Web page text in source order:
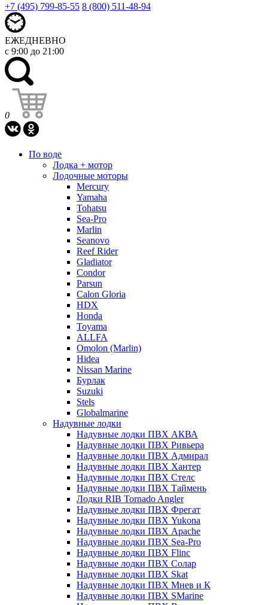
+7 (495) 799-85-55 8 (800) 511-48-94
ЕЖЕДНЕВНО
с 9:00 до 21:00
0
По воде
Лодка + мотор
Лодочные моторы
Mercury
Yamaha
Tohatsu
Sea-Pro
Marlin
Seanovo
Reef Rider
Gladiator
Condor
Parsun
Calon Gloria
HDX
Honda
Toyama
ALLFA
Omolon (Marlin)
Hidea
Nissan Marine
Бурлак
Suzuki
Stels
Globalmarine
Надувные лодки
Надувные лодки ПВХ АКВА
Надувные лодки ПВХ Ривьера
Надувные лодки ПВХ Адмирал
Надувные лодки ПВХ Хантер
Надувные лодки ПВХ Стелс
Надувные лодки ПВХ Таймень
Лодки RIB Tornado Angler
Надувные лодки ПВХ Фрегат
Надувные лодки ПВХ Yukona
Надувные лодки ПВХ Apache
Надувные лодки ПВХ Sea-Pro
Надувные лодки ПВХ Flinc
Надувные лодки ПВХ Солар
Надувные лодки ПВХ Skat
Надувные лодки ПВХ Мнев и К
Надувные лодки ПВХ SMarine